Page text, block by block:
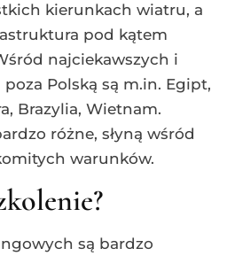
kierunkach wiatru, a
pod kątem
najciekawszych i
Polską są m.in. Egipt,
Brazylia, Wietnam.
różne, słyną wśród
warunków.
są bardzo